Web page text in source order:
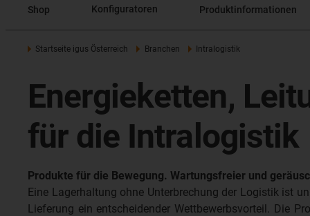
Shop Konfiguratoren Produktinformationen
Startseite igus Österreich Branchen Intralogistik
Energieketten,
für die Intralogistik
Produkte für die Bewegung. Wartungsfreier und
Eine Lagerhaltung ohne Unterbrechung der Logistik ist
Lieferung ein entscheidender Wettbewerbsvorteil. Die